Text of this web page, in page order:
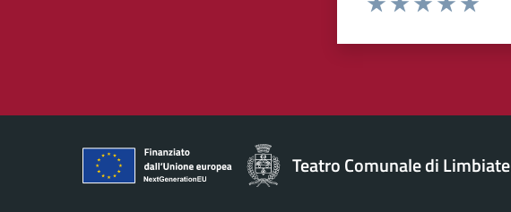
Teatro Comunale di Limbiate